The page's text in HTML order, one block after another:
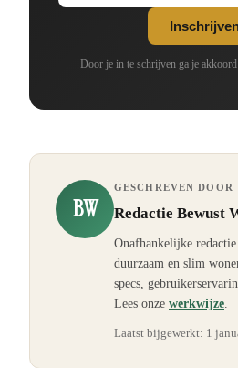
Door je in te schrijven ga je
BW
GESCHREVEN DOOR
Redactie Bewust
Onafhankelijke
duurzaam en slim
specs,
Lees onze werkwijze
Laatst bijgewerkt: 1